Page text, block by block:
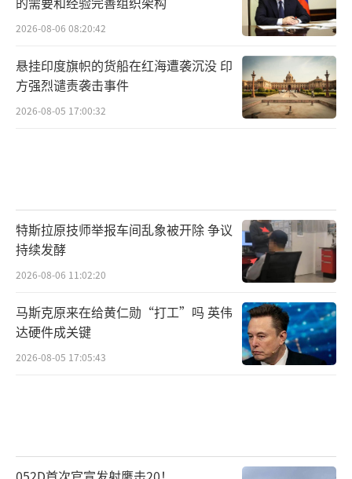
2026-08-06 08:20:42
悬挂印度旗帜的货船在红海遭袭沉没 印
方强烈谴责袭击事件
2026-08-05 17:00:32
特斯拉原技师举报车间乱象被开除 争议
持续发酵
2026-08-06 11:02:20
马斯克原来在给黄仁勋“打工”吗 英伟
达硬件成关键
2026-08-05 17:05:43